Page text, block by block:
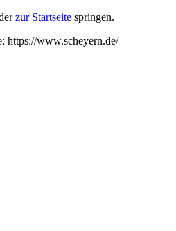
zur Startseite springen.
https://www.scheyern.de/